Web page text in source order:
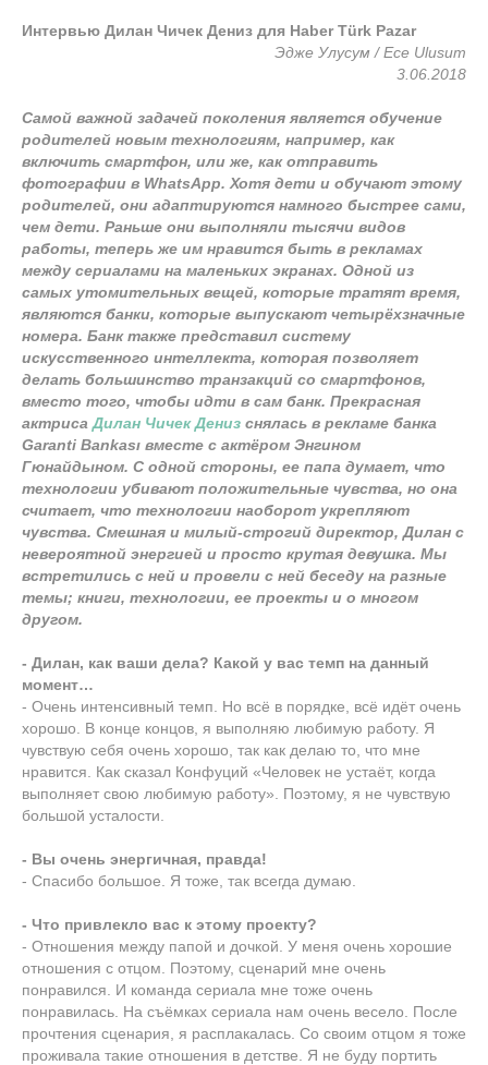
Интервью Дилан Чичек Дениз для Haber Türk Pazar
Эдже Улусум / Ece Ulusum
3.06.2018
Самой важной задачей поколения является обучение
родителей новым технологиям, например, как
включить смартфон, или же, как отправить
фотографии в WhatsApp. Хотя дети и обучают этому
родителей, они адаптируются намного быстрее сами,
чем дети. Раньше они выполняли тысячи видов
работы, теперь же им нравится быть в рекламах
между сериалами на маленьких экранах. Одной из
самых утомительных вещей, которые тратят время,
являются банки, которые выпускают четырёхзначные
номера. Банк также представил систему
искусственного интеллекта, которая позволяет
делать большинство транзакций со смартфонов,
вместо того, чтобы идти в сам банк. Прекрасная
актриса Дилан Чичек Дениз снялась в рекламе банка
Garanti Bankası вместе с актёром Энгином
Гюнайдыном. С одной стороны, ее папа думает, что
технологии убивают положительные чувства, но она
считает, что технологии наоборот укрепляют
чувства. Смешная и милый-строгий директор, Дилан с
невероятной энергией и просто крутая девушка. Мы
встретились с ней и провели с ней беседу на разные
темы; книги, технологии, ее проекты и о многом
другом.
- Дилан, как ваши дела? Какой у вас темп на данный
момент…
- Очень интенсивный темп. Но всё в порядке, всё идёт очень
хорошо. В конце концов, я выполняю любимую работу. Я
чувствую себя очень хорошо, так как делаю то, что мне
нравится. Как сказал Конфуций «Человек не устаёт, когда
выполняет свою любимую работу». Поэтому, я не чувствую
большой усталости.
- Вы очень энергичная, правда!
- Спасибо большое. Я тоже, так всегда думаю.
- Что привлекло вас к этому проекту?
- Отношения между папой и дочкой. У меня очень хорошие
отношения с отцом. Поэтому, сценарий мне очень
понравился. И команда сериала мне тоже очень
понравилась. На съёмках сериала нам очень весело. После
прочтения сценария, я расплакалась. Со своим отцом я тоже
проживала такие отношения в детстве. Я не буду портить